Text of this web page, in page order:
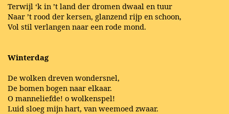
Terwijl ‘k in ’t land der dromen dwaal en tuur
Naar ’t rood der kersen, glanzend rijp en schoon,
Vol stil verlangen naar een rode mond.
Winterdag
De wolken dreven wondersnel,
De bomen bogen naar elkaar.
O manneliefde! o wolkenspel!
Luid sloeg mijn hart, van weemoed zwaar.